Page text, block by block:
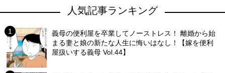
人気記事ランキング
義母の便利屋を卒業してノーストレス！ 離婚から始
まる妻と娘の新たな人生に悔いはなし！【嫁を便利
屋扱いする義母 Vol.44】